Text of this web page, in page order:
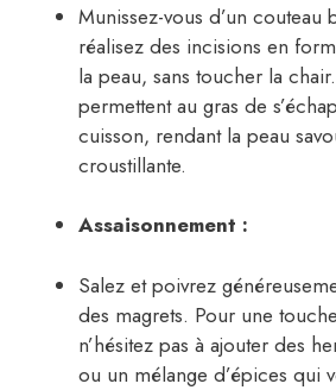
Munissez-vous d’un couteau
réalisez des incisions en
la peau, sans toucher la
permettent au gras de
cuisson, rendant la peau
croustillante.
Assaisonnement :
Salez et poivrez
des magrets. Pour une
n’hésitez pas à ajouter des
ou un mélange d’épices qui